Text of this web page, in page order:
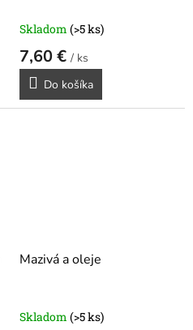
Skladom (>5 ks)
7,60 € / ks
Do košíka
Mazivá a oleje
Skladom (>5 ks)